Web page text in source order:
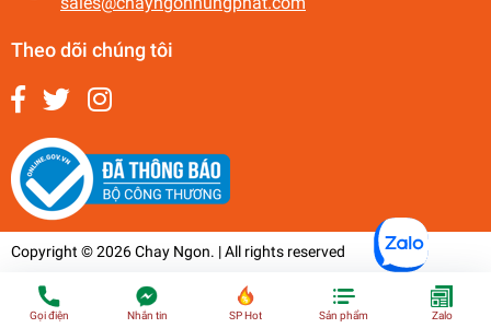
Theo dõi chúng tôi
Copyright © 2026 Chay Ngon. | All rights reserved
Gọi điện Nhắn tin SP Hot Sản phẩm Zalo